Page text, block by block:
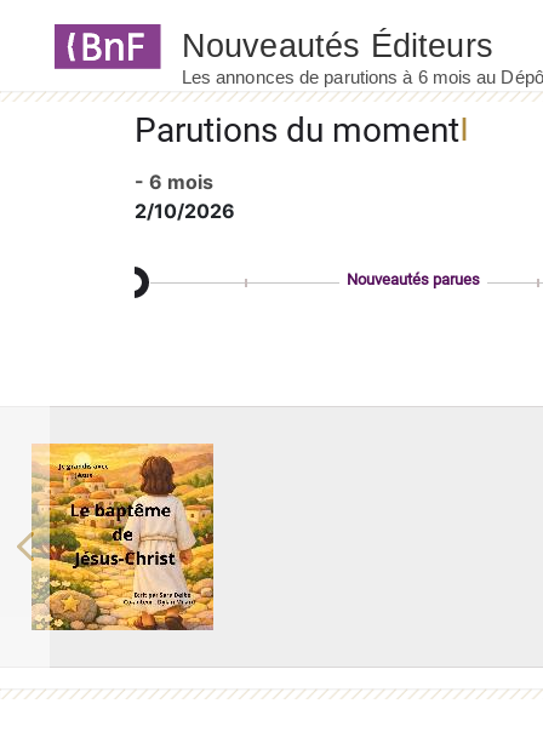
Parutions du moment
- 6 mois
2/10/2026
Nouveautés parues
Previous